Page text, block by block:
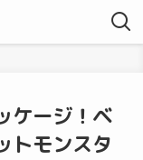
ケージ！ベ
トモンスタ